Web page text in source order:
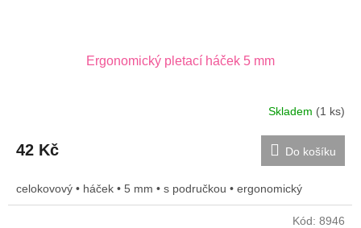
Ergonomický pletací háček 5 mm
Skladem (1 ks)
42 Kč Do košíku
celokovový • háček • 5 mm • s područkou • ergonomický
Kód: 8946